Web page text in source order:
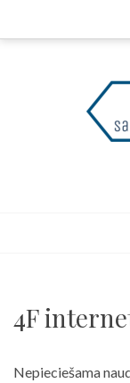
4F
Nepieciešama